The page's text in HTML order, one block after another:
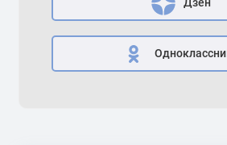
Дзен